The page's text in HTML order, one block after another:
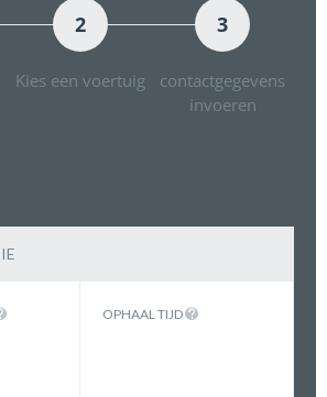
2
Kies een voertuig
3
contactgegevens
invoeren
OPHAAL TIJD